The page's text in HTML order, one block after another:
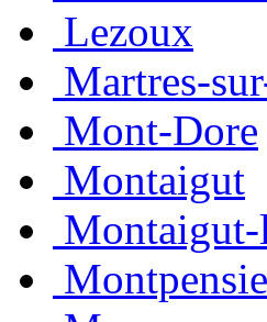
Lezoux
Martres-
Mont-Dore
Montaigut